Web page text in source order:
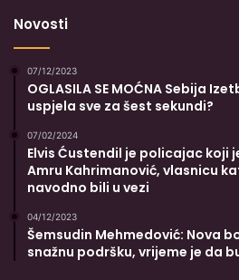
Novosti
07/12/2023
OGLASILA SE MOĆNA Sebija
uspjela sve za šest sekundi?
07/02/2024
Elvis Ćustendil je policajac koji
Amru Kahrimanović, vlasnicu
navodno bili u vezi
04/12/2023
Šemsudin Mehmedović: Nova
snažnu podršku, vrijeme je da